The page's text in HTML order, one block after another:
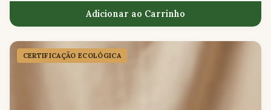
Adicionar ao Carrinho
CERTIFICAÇÃO ECOLÓGICA